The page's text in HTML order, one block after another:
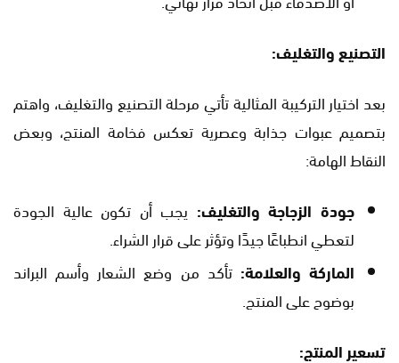
التصنيع والتغليف:
بعد اختيار التركيبة المثالية تأتي مرحلة التصنيع والتغليف، واهتم
بتصميم عبوات جذابة وعصرية تعكس فخامة المنتج، وبعض
النقاط الهامة:
جودة الزجاجة والتغليف: يجب أن تكون عالية الجودة
لتعطي انطباعًا جيدًا وتؤثر على قرار الشراء.
الماركة والعلامة: تأكد من وضع الشعار وأسم البراند
بوضوح على المنتج.
تسعير المنتج: